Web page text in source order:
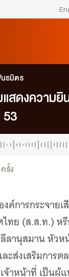
าระของสังคม
สำหรับครอบครัว
via The Voice
รสื่อสารอยู่ในมือคุณ
ข่าวประชาสัมพันธ์
คณะกรรมการนโยบ
สภาผู้ชมและผู้ฟังรา
รับเรื่องร้องเรียน
About Thai PBS
นธมิตร
สดงความยิ
53
ครั้ง
ค์การกระจาย
ทย (ส.ส.ท.) ห
ลานุสมาน หัวห
ะส่งเสริมการต
าหน้าที่ เป็นผู้